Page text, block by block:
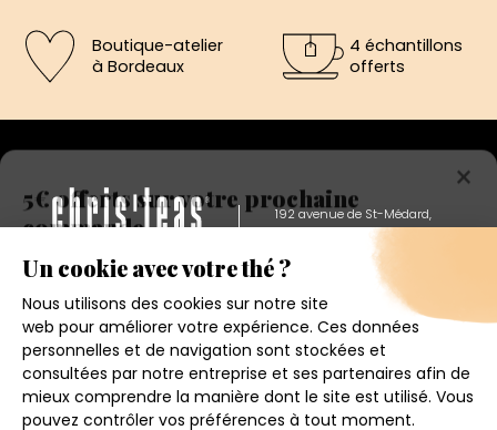
Boutique-atelier
à Bordeaux
4 échantillons
offerts
192 avenue de St-Médard,
Eysines
Du lundi au vendredi de 12h à 19h
×
5€ offerts sur votre prochaine
commande
Inscrivez vous a notre newsletter et recevez
immédiatement un bon de réduction de 5€.
Votre adresse email
J'accepte de recevoir la newsletter et j'ai pris connaissance
de la politique de confidentialité.
Conditions générales de ventes
Mentions légales
Politique de confidentialité